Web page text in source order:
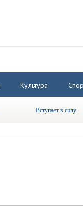
Культура
Вступает в силу